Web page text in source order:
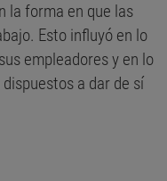
la forma en que las
Esto influyó en lo
empleadores y en lo
a dar de sí